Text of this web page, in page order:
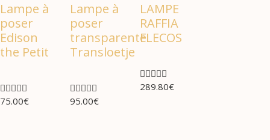
Lampe à
poser
Edison
the Petit

75.00€
Lampe à
poser
transparente
Transloetje

95.00€
LAMPE
RAFFIA
FLECOS

289.80€